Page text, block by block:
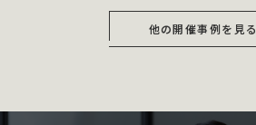
他の開催事例を見る